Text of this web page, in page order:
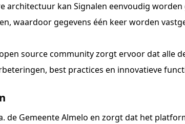
architectuur kan Signalen eenvoudig worden
waardoor gegevens één keer worden
source community zorgt ervoor dat alle
best practices en innovatieve
de Gemeente Almelo en zorgt dat het